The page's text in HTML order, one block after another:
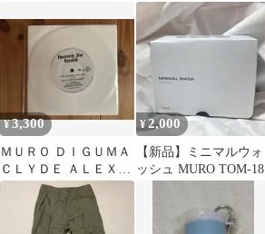
ー 夜の本気ダンス
¥3,300
ＭＵＲＯ ＤＩＧＵＭＡ
ＣＬＹＤＥ ＡＬＥＸＡ
ＮＤＥＲ ＰＰＲ０１５
レコード
¥2,000
【新品】ミニマルウォ
ッシュ MURO TOM-18